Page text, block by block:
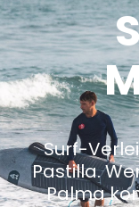
Surf-
Pastilla.
Palma